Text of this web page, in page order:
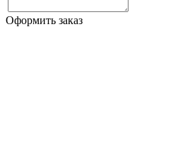
Оформить заказ